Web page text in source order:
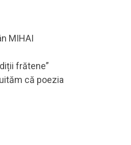
MIHAI
frătene”
că poezia